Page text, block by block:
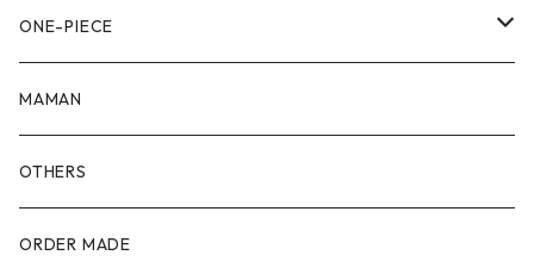
90size
100size
110size
80size
90size
100size
110size
ONE-PIECE
80size
90size
100size
MAMAN
OTHERS
ORDER MADE